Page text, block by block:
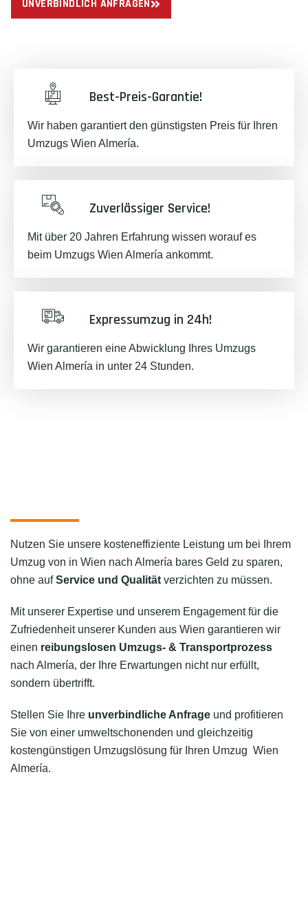
UNVERBINDLICH ANFRAGEN
Best-Preis-Garantie!
Wir haben garantiert den günstigsten Preis für Ihren
Umzugs Wien Almería.
Zuverlässiger Service!
Mit über 20 Jahren Erfahrung wissen worauf es
beim Umzugs Wien Almería ankommt.
Expressumzug in 24h!
Wir garantieren eine Abwicklung Ihres Umzugs
Wien Almería in unter 24 Stunden.
Nutzen Sie unsere kosteneffiziente Leistung um bei Ihrem
Umzug von in Wien nach Almería bares Geld zu sparen,
ohne aufService und Qualität verzichten zu müssen.
Mit unserer Expertise und unserem Engagement für die
Zufriedenheit unserer Kunden aus Wien garantieren wir
einen reibungslosen Umzugs- & Transportprozess
nach Almería, der Ihre Erwartungen nicht nur erfüllt,
sondern übertrifft.
Stellen Sie Ihre unverbindliche Anfrage und profitieren
Sie von einer umweltschonenden und gleichzeitig
kostengünstigen Umzugslösung für Ihren Umzug Wien
Almería.